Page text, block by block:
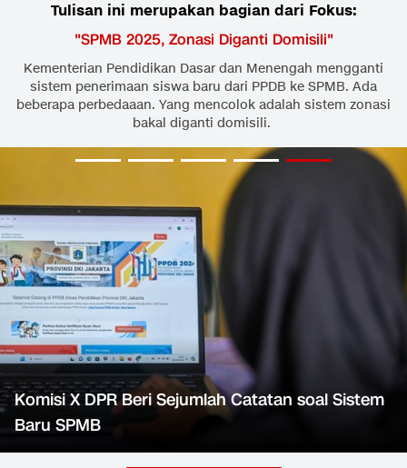
Tulisan ini merupakan bagian dari Fokus:
"SPMB 2025, Zonasi Diganti Domisili"
Kementerian Pendidikan Dasar dan Menengah mengganti
sistem penerimaan siswa baru dari PPDB ke SPMB. Ada
beberapa perbedaaan. Yang mencolok adalah sistem zonasi
bakal diganti domisili.
Komisi X DPR Beri Sejumlah Catatan soal Sistem
Baru SPMB